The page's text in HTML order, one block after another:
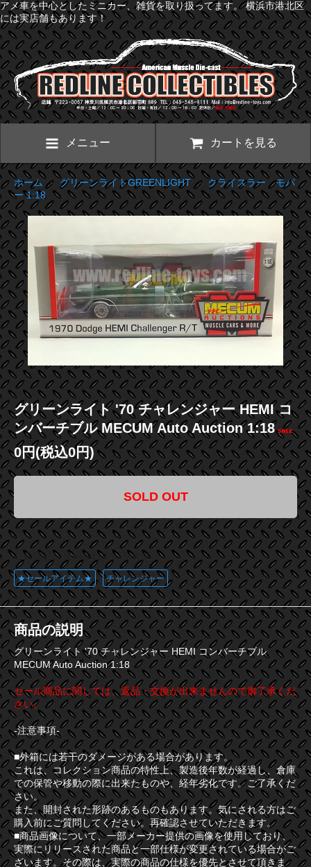
アメ車を中心としたミニカー、雑貨を取り扱ってます。 横浜市港北区
には実店舗もあります！
メニュー カートを見る
ホーム>グリーンライトGREENLIGHT> クライスラー モパ
ー 1:18
グリーンライト '70 チャレンジャー HEMI コ
ンバーチブル MECUM Auto Auction 1:18
0円(税込0円)
SOLD OUT
この商品に登録されているタグ
★セールアイテム★ チャレンジャー
商品の説明
グリーンライト '70 チャレンジャー HEMI コンバーチブル
MECUM Auto Auction 1:18
セール商品に関しては、返品・交換が出来ませんので御了承くだ
さい。
-注意事項-
■外箱には若干のダメージがある場合があります。
これは、コレクション商品の特性上、製造後年数が経過し、倉庫
での保管や移動の際に出来たものや、経年劣化です。ご了承くだ
さい。
また、開封された形跡のあるものもあります。気にされる方はご
購入前にご質問してください。再確認させていただきます。
■商品画像について、一部メーカー提供の画像を使用しており、
実際にリリースされた商品と一部仕様が変更されている場合がご
ざいます。その際は、実際の商品の仕様を優先とさせて頂きま